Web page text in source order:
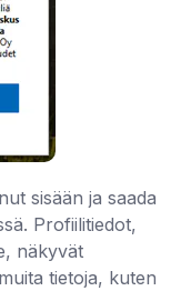
sisään ja saada
Profiilitiedot,
näkyvät
tietoja, kuten